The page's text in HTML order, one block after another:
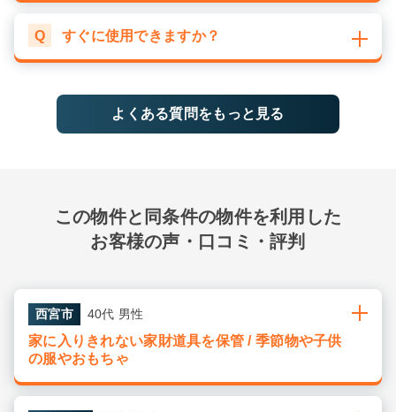
Q すぐに使用できますか？
よくある質問をもっと見る
この物件と同条件の物件を利用した
お客様の声・口コミ・評判
西宮市 40代 男性
家に入りきれない家財道具を保管 / 季節物や子供
の服やおもちゃ